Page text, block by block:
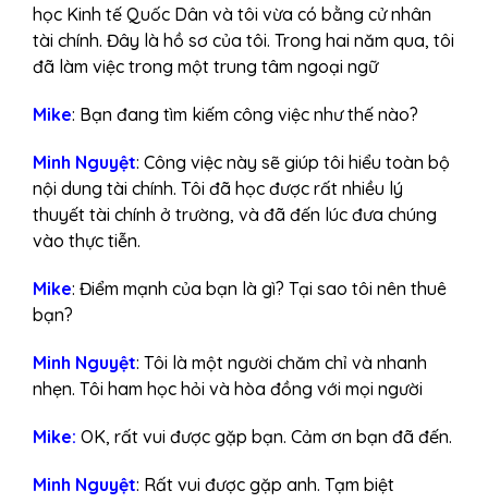
học Kinh tế Quốc Dân và tôi vừa có bằng cử nhân
tài chính. Đây là hồ sơ của tôi. Trong hai năm qua, tôi
đã làm việc trong một trung tâm ngoại ngữ
Mike: Bạn đang tìm kiếm công việc như thế nào?
Minh Nguyệt: Công việc này sẽ giúp tôi hiểu toàn bộ
nội dung tài chính. Tôi đã học được rất nhiều lý
thuyết tài chính ở trường, và đã đến lúc đưa chúng
vào thực tiễn.
Mike: Điểm mạnh của bạn là gì? Tại sao tôi nên thuê
bạn?
Minh Nguyệt: Tôi là một người chăm chỉ và nhanh
nhẹn. Tôi ham học hỏi và hòa đồng với mọi người
Mike: OK, rất vui được gặp bạn. Cảm ơn bạn đã đến.
Minh Nguyệt: Rất vui được gặp anh. Tạm biệt